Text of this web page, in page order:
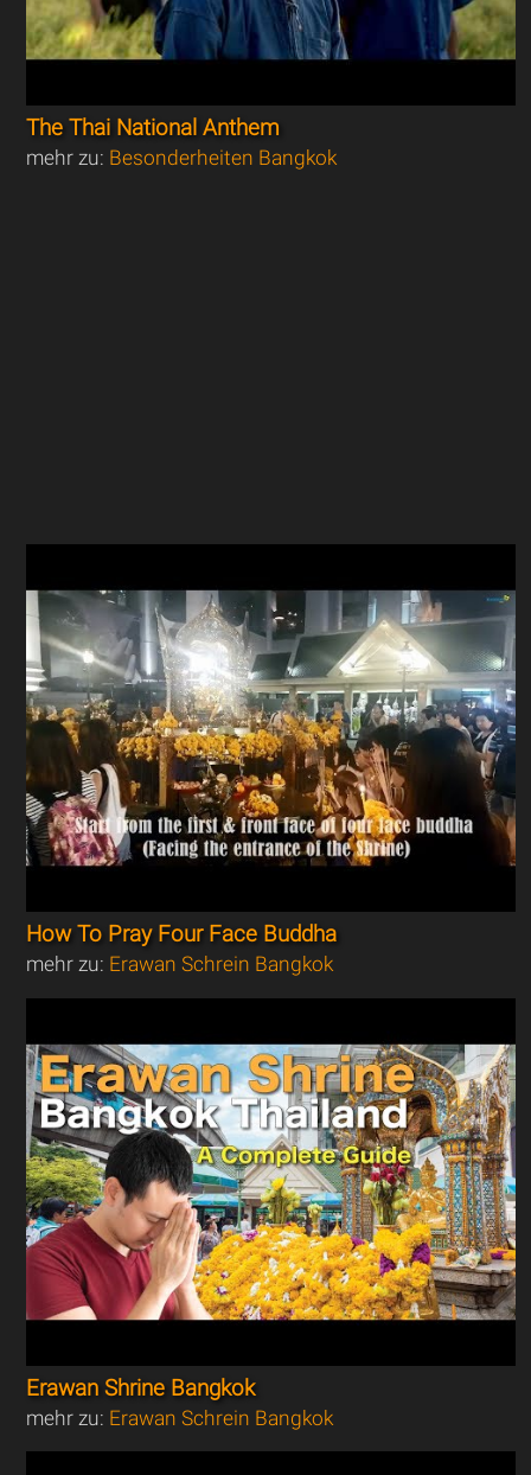
The Thai National Anthem
mehr zu: Besonderheiten Bangkok
How To Pray Four Face Buddha
mehr zu: Erawan Schrein Bangkok
Erawan Shrine Bangkok
mehr zu: Erawan Schrein Bangkok